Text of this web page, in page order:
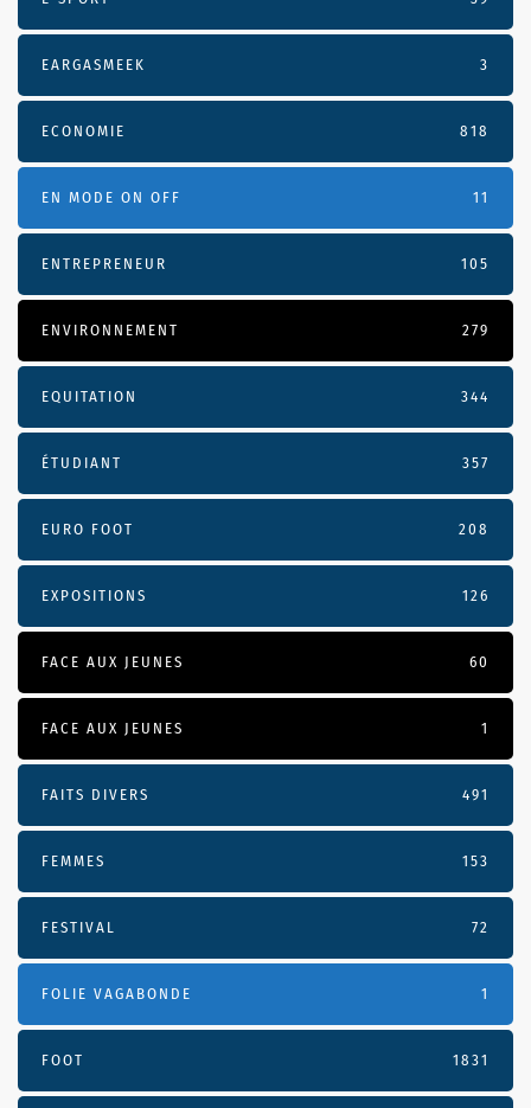
EARGASMEEK 3
ECONOMIE 818
EN MODE ON OFF 11
ENTREPRENEUR 105
ENVIRONNEMENT 279
EQUITATION 344
ÉTUDIANT 357
EURO FOOT 208
EXPOSITIONS 126
FACE AUX JEUNES 60
FACE AUX JEUNES 1
FAITS DIVERS 491
FEMMES 153
FESTIVAL 72
FOLIE VAGABONDE 1
FOOT 1831